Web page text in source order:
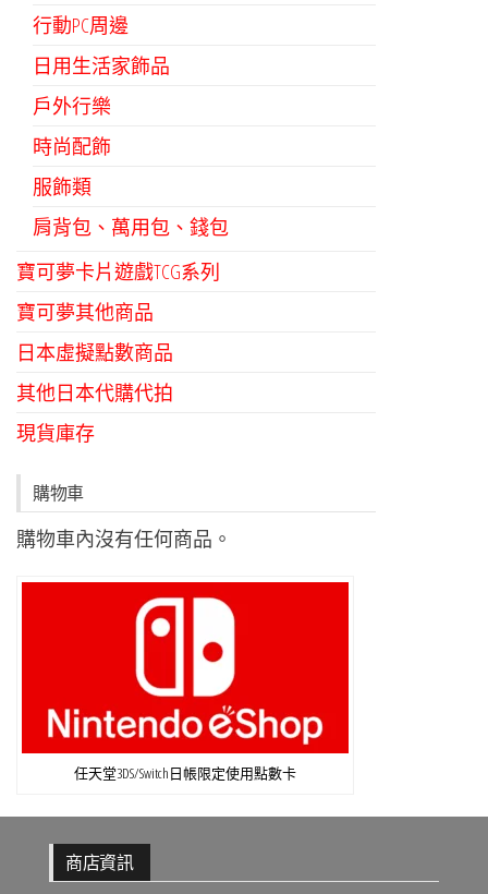
行動PC周邊
日用生活家飾品
戶外行樂
時尚配飾
服飾類
肩背包、萬用包、錢包
寶可夢卡片遊戲TCG系列
寶可夢其他商品
日本虛擬點數商品
其他日本代購代拍
現貨庫存
購物車
購物車內沒有任何商品。
任天堂3DS/Switch日帳限定使用點數卡
商店資訊